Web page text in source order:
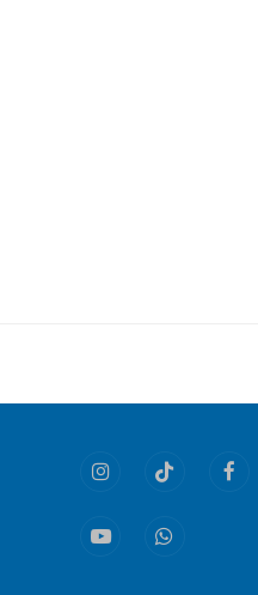
InstagramTiktok
YoutubeWhatsapp